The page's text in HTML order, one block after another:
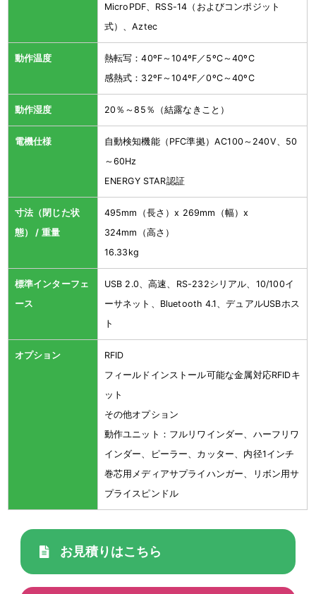
MicroPDF、RSS-14（およびコンポジット
式）、Aztec
動作温度
熱転写：40ºF～104ºF／5ºC～40ºC
感熱式：32ºF～104ºF／0ºC～40ºC
動作湿度 20％～85％（結露なきこと）
電機仕様
自動検知機能（PFC準拠）AC100～240V、50
～60Hz
ENERGY STAR認証
寸法（閉じた状
態） / 重量
495mm（長さ）x 269mm（幅）x
324mm（高さ）
16.33kg
標準インターフェ
ース
USB 2.0、高速、RS-232シリアル、10/100イ
ーサネット、Bluetooth 4.1、デュアルUSBホス
ト
オプション
RFID
フィールドインストール可能な金属対応RFIDキ
ット
その他オプション
動作ユニット：フルリワインダー、ハーフリワ
インダー、ピーラー、カッター、内径1インチ
巻芯用メディアサプライハンガー、リボン用サ
プライスピンドル
お見積りはこちら